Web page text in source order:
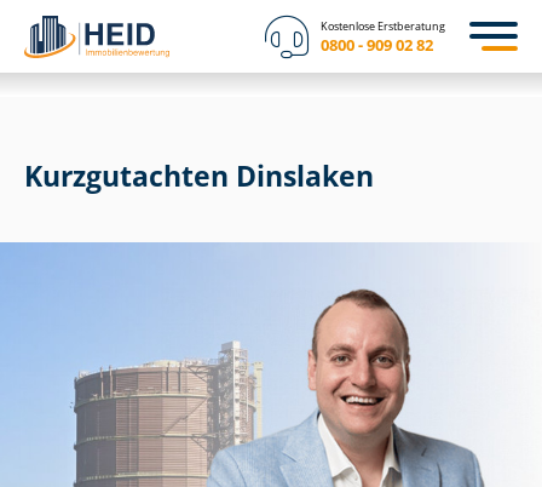
Kostenlose Erstberatung
0800 - 909 02 82
Kurzgutachten Dinslaken